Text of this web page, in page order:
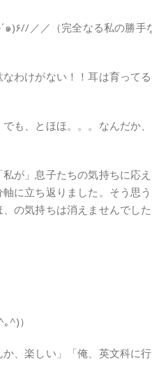
わけがない！！耳は育ってる
も、とほほ。。。なんだか、
が」息子たちの気持ちに応え
に立ち返りました。そう思う
の気持ちは消えませんでした
^)）
、楽しい」「俺、英文科に行